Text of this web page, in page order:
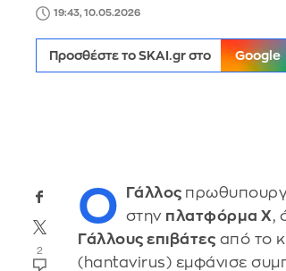
19:43, 10.05.2026
Προσθέστε το SKAI.gr στο Google
2
Ο Γάλλος
στην πλατφόρμα X,
Γάλλους επιβάτες από το
(hantavirus) εμφάνισε